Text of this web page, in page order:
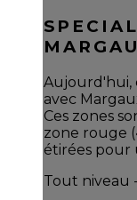
Aujourd'hui,
avec
Ces zones
zone rouge
étirées pour
Tout niveau